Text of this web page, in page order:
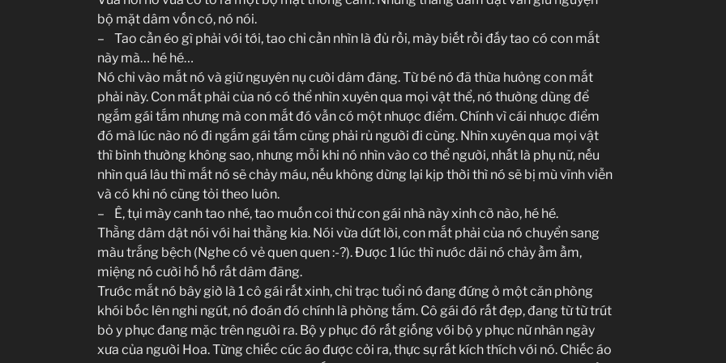
bộ mặt dâm vốn có, nó nói.
– Tao cần éo gì phải với tới, tao chỉ cần nhìn là đủ rồi, mày biết rồi đấy tao có con mắt
này mà… hé hé…
Nó chỉ vào mắt nó và giữ nguyên nụ cười dâm đãng. Từ bé nó đã thừa hưởng con mắt
phải này. Con mắt phải của nó có thể nhìn xuyên qua mọi vật thể, nó thường dùng để
ngắm gái tắm nhưng mà con mắt đó vẫn có một nhược điểm. Chính vì cái nhược điểm
đó mà lúc nào nó đi ngắm gái tắm cũng phải rủ người đi cùng. Nhìn xuyên qua mọi vật
thì bình thường không sao, nhưng mỗi khi nó nhìn vào cơ thể người, nhất là phụ nữ, nếu
nhìn quá lâu thì mắt nó sẽ chảy máu, nếu không dừng lại kịp thời thì nó sẽ bị mù vĩnh viễn
và có khi nó cũng tỏi theo luôn.
– Ê, tụi mày canh tao nhé, tao muốn coi thử con gái nhà này xinh cỡ nào, hé hé.
Thằng dâm dật nói với hai thằng kia. Nói vừa dứt lời, con mắt phải của nó chuyển sang
màu trắng bệch (Nghe có vẻ quen quen :-?). Được 1 lúc thì nước dãi nó chảy ầm ầm,
miệng nó cười hố hố rất dâm đãng.
Trước mắt nó bây giờ là 1 cô gái rất xinh, chỉ trạc tuổi nó đang đứng ở một căn phòng
khói bốc lên nghi ngút, nó đoán đó chính là phòng tắm. Cô gái đó rất đẹp, đang từ từ trút
bỏ y phục đang mặc trên người ra. Bộ y phục đó rất giống với bộ y phục nữ nhân ngày
xưa của người Hoa. Từng chiếc cúc áo được cởi ra, thực sự rất kích thích với nó. Chiếc áo